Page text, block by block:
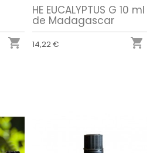

HE EUCALYPTUS G 10 ml
de Madagascar
14,22 € 